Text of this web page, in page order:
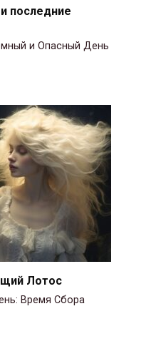
последние
и Опасный День
Лотос
Время Сбора